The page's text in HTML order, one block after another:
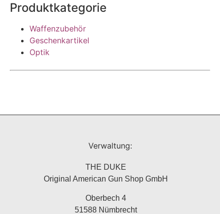
Produktkategorie
Waffenzubehör
Geschenkartikel
Optik
Verwaltung:
THE DUKE
Original American Gun Shop GmbH
Oberbech 4
51588 Nümbrecht